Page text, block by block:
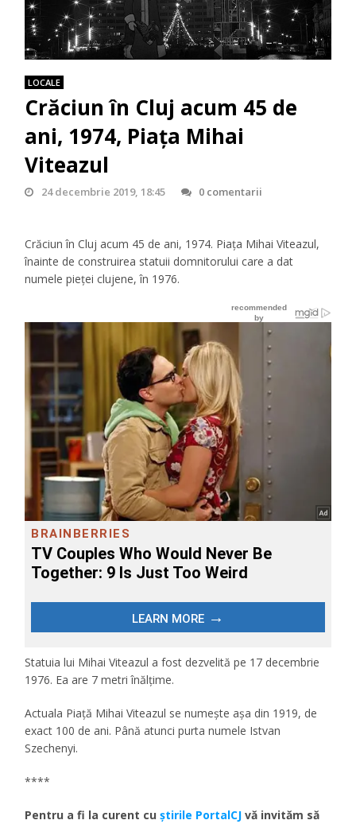
LOCALE
Crăciun în Cluj acum 45 de
ani, 1974, Piaţa Mihai
Viteazul
24 decembrie 2019, 18:45 0 comentarii
Crăciun în Cluj acum 45 de ani, 1974. Piaţa Mihai Viteazul,
înainte de construirea statuii domnitorului care a dat
numele pieţei clujene, în 1976.
Statuia lui Mihai Viteazul a fost dezvelită pe 17 decembrie
1976. Ea are 7 metri înălţime.
Actuala Piaţă Mihai Viteazul se numeşte aşa din 1919, de
exact 100 de ani. Până atunci purta numele Istvan
Szechenyi.
****
Pentru a fi la curent cuştirile PortalCJ vă invităm să